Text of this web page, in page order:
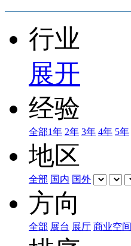
行业
展开
经验
全部1年 2年 3年 4年 5年
地区
全部 国内 国外
方向
全部 展台 展厅 商业空间